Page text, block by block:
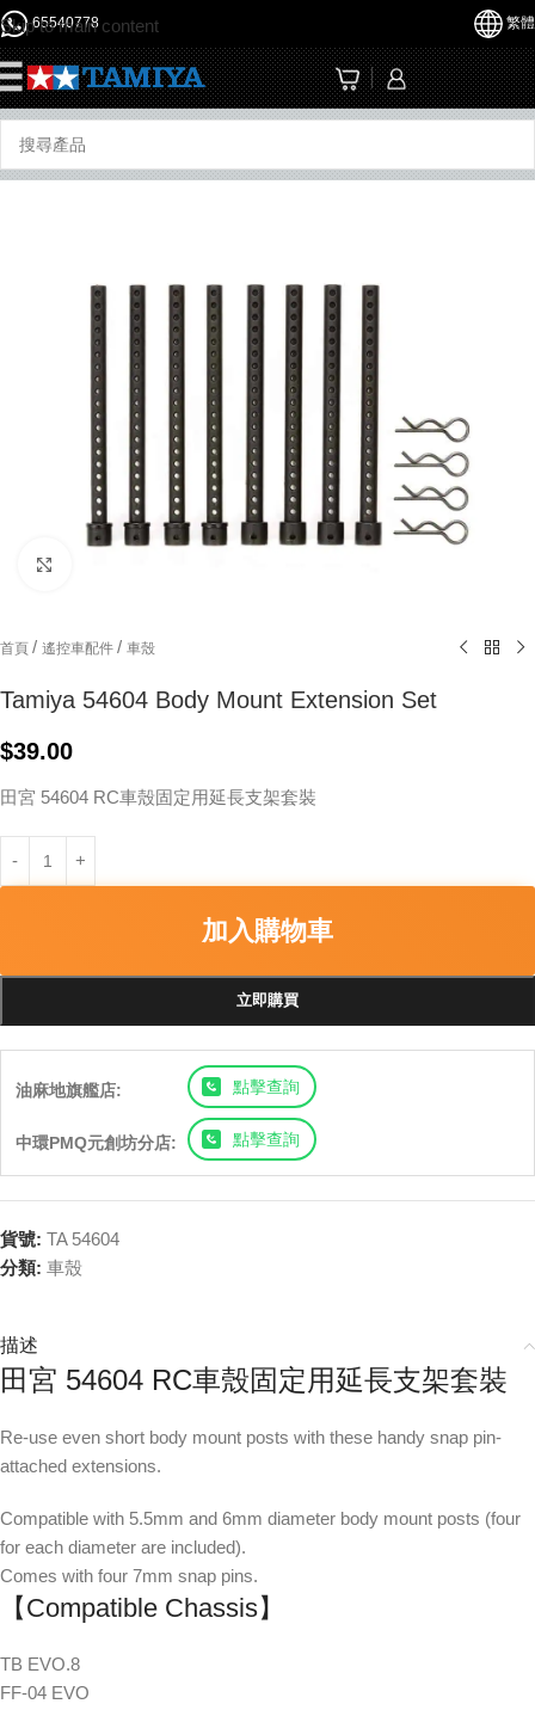
Skip to main content
65540778 繁體
首頁 / 遙控車配件 / 車殼
Tamiya 54604 Body Mount Extension Set
$39.00
田宮 54604 RC車殼固定用延長支架套裝
加入購物車
立即購買
油麻地旗艦店: 點擊查詢
中環PMQ元創坊分店: 點擊查詢
貨號: TA 54604
分類: 車殼
描述
田宮 54604 RC車殼固定用延長支架套裝
Re-use even short body mount posts with these handy snap pin-
attached extensions.
Compatible with 5.5mm and 6mm diameter body mount posts (four
for each diameter are included).
Comes with four 7mm snap pins.
【Compatible Chassis】
TB EVO.8
FF-04 EVO